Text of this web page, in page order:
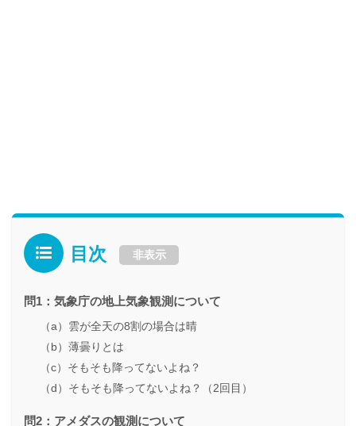
目次 非表示
問1：気象庁の地上気象観測について
（a）雲が全天の8割の場合は晴
（b）薄曇りとは
（c）そもそも降ってないよね？
（d）そもそも降ってないよね？（2回目）
問2：アメダスの観測について